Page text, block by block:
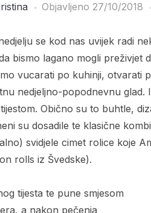
Objavljeno 27/10/2018
se kod nas uvijek radi
bismo lagano mogli preživjet
vucarati po kuhinji, otvarati
nedjeljno-popodnevnu
Obično su to buhtle,
su dosadile te klasične
svidjele cimet rolice koje
rolls iz Švedske).
tijesta te pune smjesom
a nakon pečenja